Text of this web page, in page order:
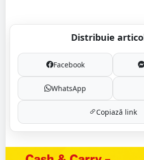
Distribuie
Facebook
WhatsApp
Copiază link